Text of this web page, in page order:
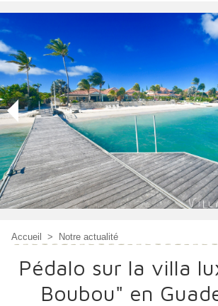
Accueil > Notre actualité
Pédalo sur la villa
Boubou" en